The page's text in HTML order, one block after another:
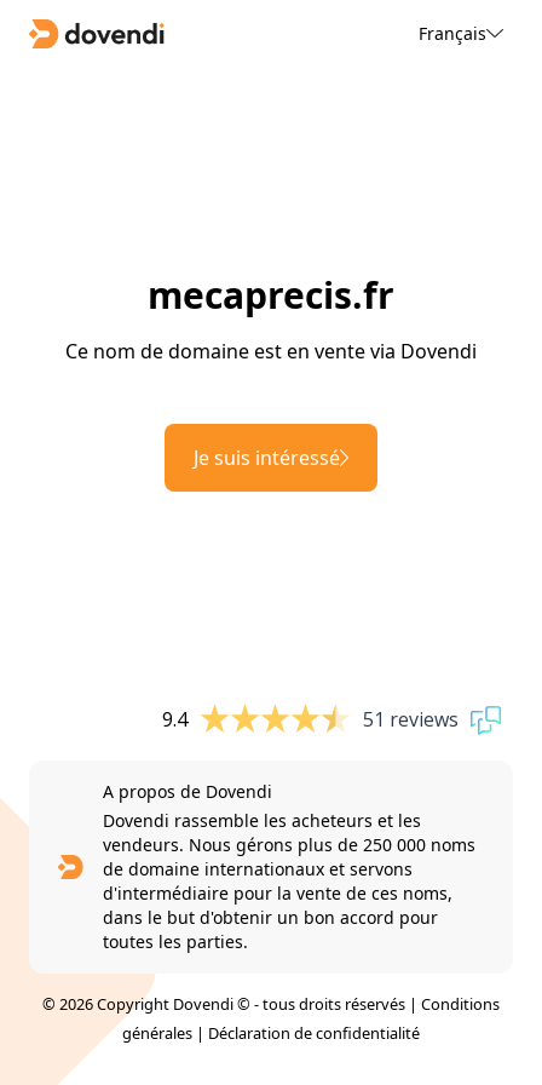
Français
mecaprecis.fr
Ce nom de domaine est en vente via Dovendi
Je suis intéressé
9.4 51 reviews
A propos de Dovendi
Dovendi rassemble les acheteurs et les
vendeurs. Nous gérons plus de 250 000 noms
de domaine internationaux et servons
d'intermédiaire pour la vente de ces noms,
dans le but d'obtenir un bon accord pour
toutes les parties.
© 2026 Copyright Dovendi © - tous droits réservés | Conditions
générales | Déclaration de confidentialité